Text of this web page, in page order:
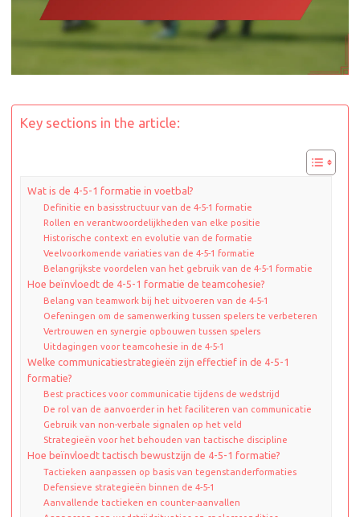
Key sections in the article:
Wat is de 4-5-1 formatie in voetbal?
Definitie en basisstructuur van de 4-5-1 formatie
Rollen en verantwoordelijkheden van elke positie
Historische context en evolutie van de formatie
Veelvoorkomende variaties van de 4-5-1 formatie
Belangrijkste voordelen van het gebruik van de 4-5-1 formatie
Hoe beïnvloedt de 4-5-1 formatie de teamcohesie?
Belang van teamwork bij het uitvoeren van de 4-5-1
Oefeningen om de samenwerking tussen spelers te verbeteren
Vertrouwen en synergie opbouwen tussen spelers
Uitdagingen voor teamcohesie in de 4-5-1
Welke communicatiestrategieën zijn effectief in de 4-5-1
formatie?
Best practices voor communicatie tijdens de wedstrijd
De rol van de aanvoerder in het faciliteren van communicatie
Gebruik van non-verbale signalen op het veld
Strategieën voor het behouden van tactische discipline
Hoe beïnvloedt tactisch bewustzijn de 4-5-1 formatie?
Tactieken aanpassen op basis van tegenstanderformaties
Defensieve strategieën binnen de 4-5-1
Aanvallende tactieken en counter-aanvallen